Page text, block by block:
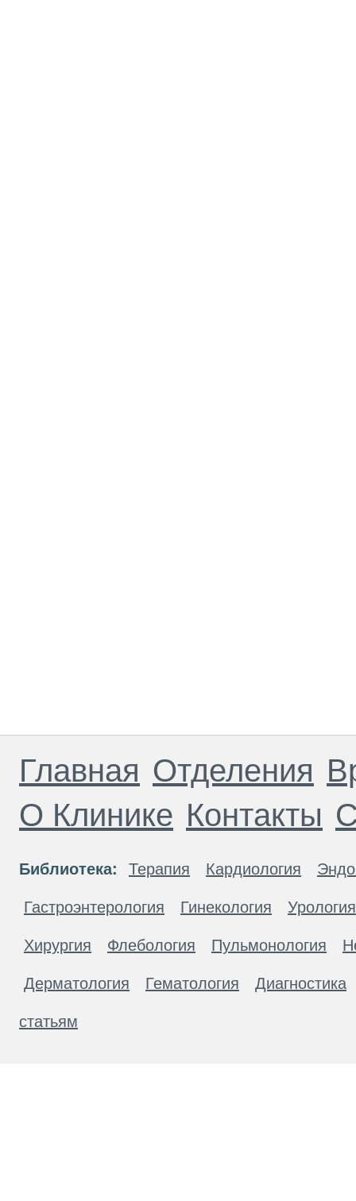
Главная Отделения
О Клинике Контакты
Библиотека: Терапия Кардиология
Гастроэнтерология Гинекология Урология
Хирургия Флебология Пульмонология
Дерматология Гематология Диагностика
статьям